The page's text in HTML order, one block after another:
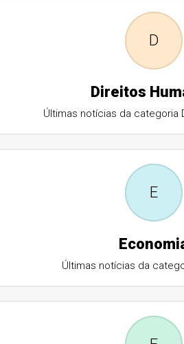
D
Direitos
Últimas notícias da categoria
E
Últimas notícias da